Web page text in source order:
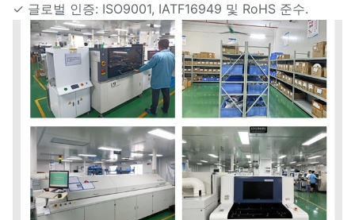
✓ 글로벌 인증: ISO9001, IATF16949 및 RoHS 준수.